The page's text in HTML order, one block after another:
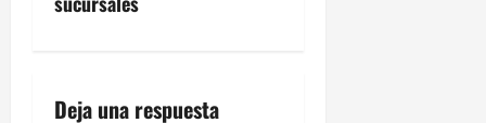
Deja una respuesta